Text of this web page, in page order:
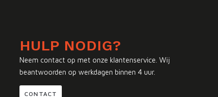
HULP NODIG?
Neem contact op met onze klantenservice. Wij
beantwoorden op werkdagen binnen 4 uur.
CONTACT